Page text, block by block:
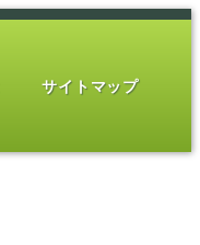
サイトマップ